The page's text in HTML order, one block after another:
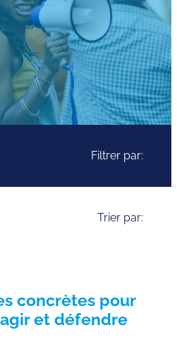
Filtrer par:
Trier par:
concrètes pour
et défendre